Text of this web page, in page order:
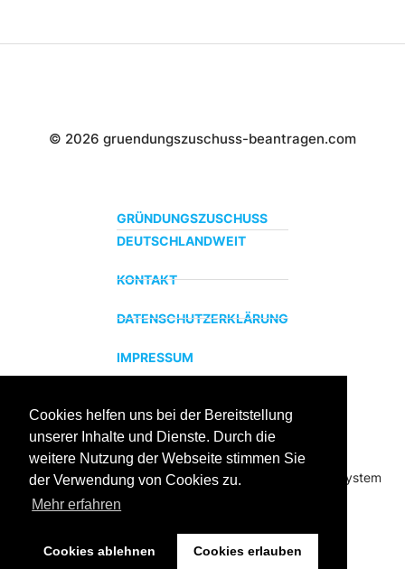
Cookies helfen uns bei der Bereitstellung
unserer Inhalte und Dienste. Durch die
weitere Nutzung der Webseite stimmen Sie
der Verwendung von Cookies zu.
Mehr erfahren
Cookies ablehnen Cookies erlauben
© 2026 gruendungszuschuss-beantragen.com
GRÜNDUNGSZUSCHUSS
DEUTSCHLANDWEIT
KONTAKT
DATENSCHUTZERKLÄRUNG
IMPRESSUM
ZERTIFIZIERTER BILDUNGSTRÄGER
Profitieren sie jetzt von unserer über 15 jährigen
Praxiserfahrung und unserem erfolgreichen Coachingsystem